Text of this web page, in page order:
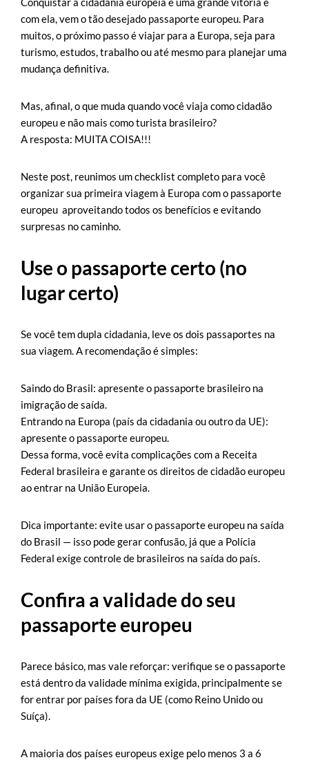
com ela, vem o tão desejado passaporte europeu. Para
muitos, o próximo passo é viajar para a Europa, seja para
turismo, estudos, trabalho ou até mesmo para planejar uma
mudança definitiva.
Mas, afinal, o que muda quando você viaja como cidadão
europeu e não mais como turista brasileiro?
A resposta: MUITA COISA!!!
Neste post, reunimos um checklist completo para você
organizar sua primeira viagem à Europa com o passaporte
europeu aproveitando todos os benefícios e evitando
surpresas no caminho.
Use o passaporte certo (no
lugar certo)
Se você tem dupla cidadania, leve os dois passaportes na
sua viagem. A recomendação é simples:
Saindo do Brasil: apresente o passaporte brasileiro na
imigração de saída.
Entrando na Europa (país da cidadania ou outro da UE):
apresente o passaporte europeu.
Dessa forma, você evita complicações com a Receita
Federal brasileira e garante os direitos de cidadão europeu
ao entrar na União Europeia.
Dica importante: evite usar o passaporte europeu na saída
do Brasil — isso pode gerar confusão, já que a Polícia
Federal exige controle de brasileiros na saída do país.
Confira a validade do seu
passaporte europeu
Parece básico, mas vale reforçar: verifique se o passaporte
está dentro da validade mínima exigida, principalmente se
for entrar por países fora da UE (como Reino Unido ou
Suíça).
A maioria dos países europeus exige pelo menos 3 a 6